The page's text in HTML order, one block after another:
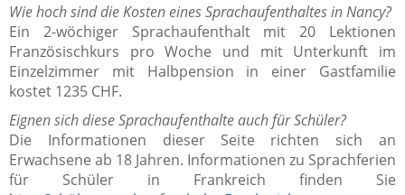
Wie hoch sind die Kosten eines Sprachaufenthaltes in Nancy?
Ein 2-wöchiger Sprachaufenthalt mit 20 Lektionen
Französischkurs pro Woche und mit Unterkunft im
Einzelzimmer mit Halbpension in einer Gastfamilie
kostet 1235 CHF.
Eignen sich diese Sprachaufenthalte auch für Schüler?
Die Informationen dieser Seite richten sich an
Erwachsene ab 18 Jahren. Informationen zu Sprachferien
für Schüler in Frankreich finden Sie